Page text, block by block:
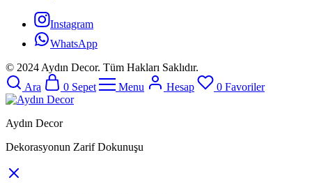
Instagram
WhatsApp
© 2024 Aydın Decor. Tüm Hakları Saklıdır.
Ara
0 Sepet Menu Hesap 0 Favoriler
Aydın Decor
Dekorasyonun Zarif Dokunuşu